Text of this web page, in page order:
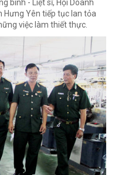
binh - Liệt sĩ, Hội Doanh
Hưng Yên tiếp tục lan tỏa
việc làm thiết thực.